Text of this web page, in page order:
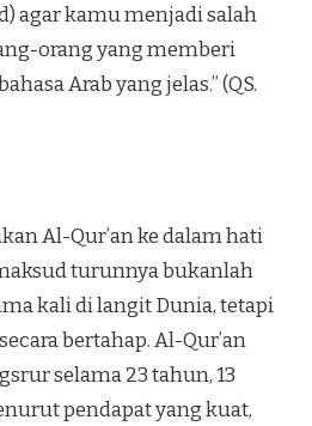
agar kamu menjadi salah
orang yang memberi
Arab yang jelas.” (QS.
Al-Qur’an ke dalam hati
turunnya bukanlah
kali di langit Dunia, tetapi
bertahap. Al-Qur’an
selama 23 tahun, 13
pendapat yang kuat,